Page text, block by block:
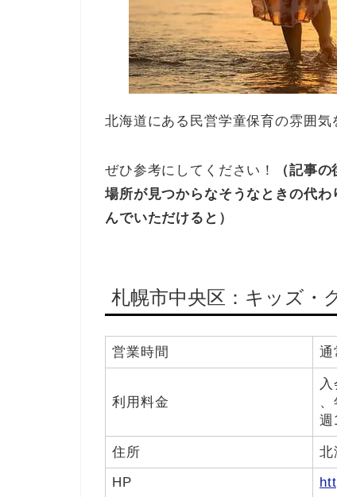
北海道にある民営学童保育の雰囲気
ぜひ参考にしてください！
（記事
場所が見つからなそうなときの代
んでいただけると）
札幌市中央区：キッズ・
営業時間 通
利用料金
週
住所
北
HP